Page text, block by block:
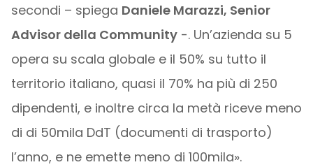
secondi – spiega Daniele Marazzi, Senior
Advisor della Community-. Un’azienda su 5
opera su scala globale e il 50% su tutto il
territorio italiano, quasi il 70% ha più di 250
dipendenti, e inoltre circa la metà riceve meno
di di 50mila DdT (documenti di trasporto)
l’anno, e ne emette meno di 100mila».